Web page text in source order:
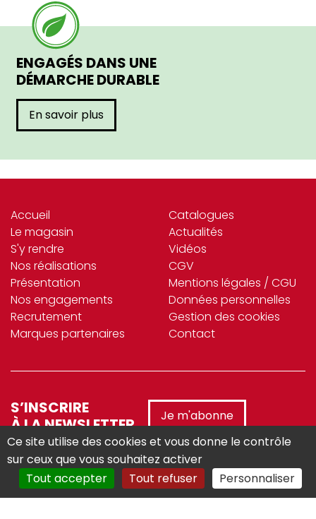
ENGAGÉS DANS UNE
DÉMARCHE DURABLE
En savoir plus
Accueil
Le magasin
S'y rendre
Nos réalisations
Présentation
Nos engagements
Recrutement
Marques partenaires
Catalogues
Actualités
Vidéos
CGV
Mentions légales / CGU
Données personnelles
Gestion des cookies
Contact
S’INSCRIRE
À LA NEWSLETTER
Je m'abonne
Réalisé avec :
Ce site utilise des cookies et vous donne le contrôle
sur ceux que vous souhaitez activer
Tout accepter
Tout refuser Personnaliser